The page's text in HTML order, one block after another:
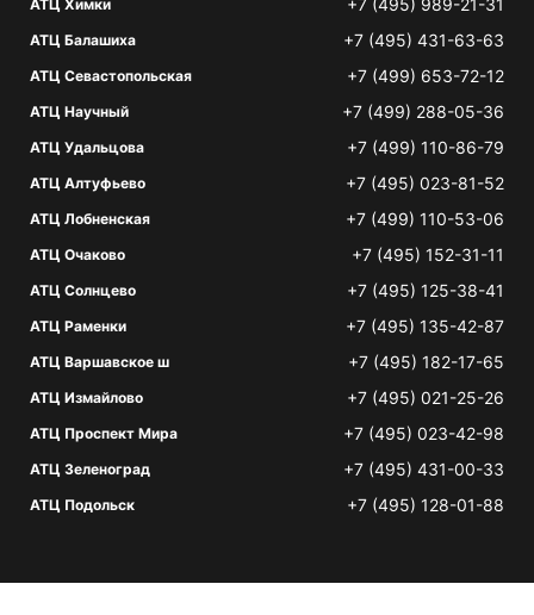
АТЦ Химки +7 (495) 989-21-31
АТЦ Балашиха +7 (495) 431-63-63
АТЦ Севастопольская +7 (499) 653-72-12
АТЦ Научный +7 (499) 288-05-36
АТЦ Удальцова +7 (499) 110-86-79
АТЦ Алтуфьево +7 (495) 023-81-52
АТЦ Лобненская +7 (499) 110-53-06
АТЦ Очаково +7 (495) 152-31-11
АТЦ Солнцево +7 (495) 125-38-41
АТЦ Раменки +7 (495) 135-42-87
АТЦ Варшавское ш +7 (495) 182-17-65
АТЦ Измайлово +7 (495) 021-25-26
АТЦ Проспект Мира +7 (495) 023-42-98
АТЦ Зеленоград +7 (495) 431-00-33
АТЦ Подольск +7 (495) 128-01-88